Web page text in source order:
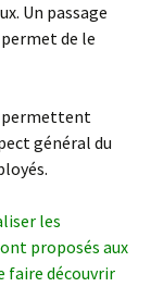
Un passage
de le
permettent
général du
les
proposés aux
faire découvrir